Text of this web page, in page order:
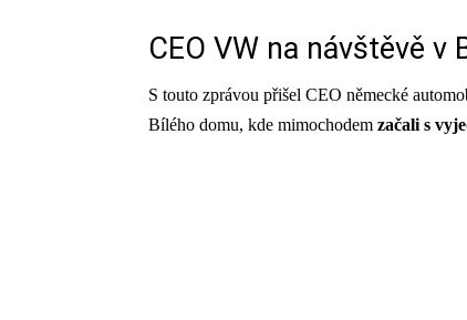
CEO VW na návštěvě v
S touto zprávou přišel CEO německé
Bílého domu, kde mimochodem začali s